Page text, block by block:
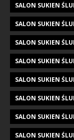
SALON SUKIEN
SALON SUKIEN
SALON SUKIEN
SALON SUKIEN
SALON SUKIEN
SALON SUKIEN
SALON SUKIEN
SALON SUKIEN